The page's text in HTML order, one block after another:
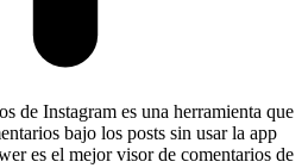
de Instagram es una herramienta que
bajo los posts sin usar la app
es el mejor visor de comentarios de